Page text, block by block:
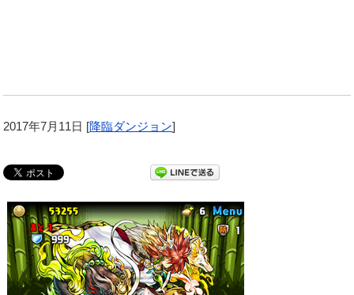
2017年7月11日 [降臨ダンジョン]